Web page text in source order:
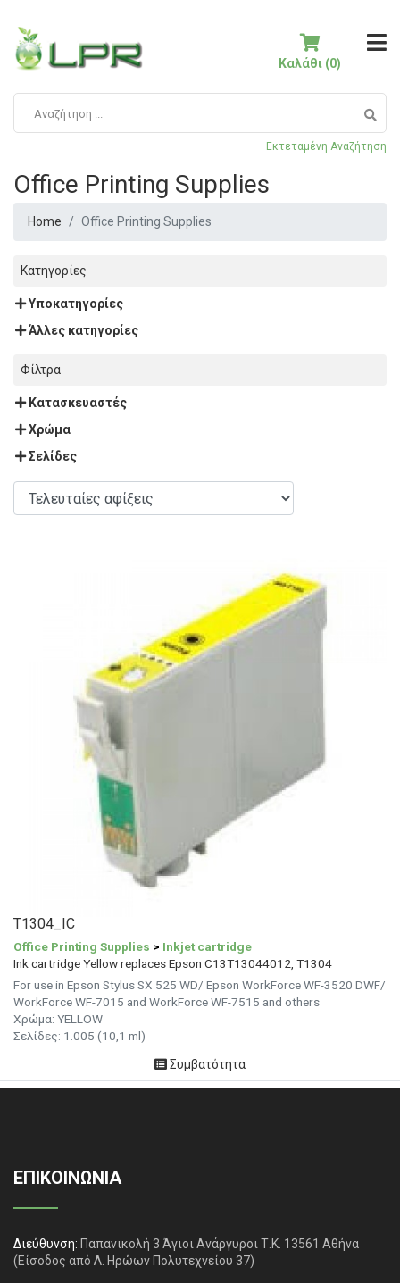
Εκτεταμένη Αναζήτηση
Καλάθι (0)
Office Printing Supplies
Home Office Printing Supplies
Κατηγορίες
Υποκατηγορίες
Άλλες κατηγορίες
Φίλτρα
Κατασκευαστές
Χρώμα
Σελίδες
T1304_IC
Office Printing Supplies > Inkjet cartridge
Ink cartridge Yellow replaces Epson C13T13044012, T1304
For use in Epson Stylus SX 525 WD/ Epson WorkForce WF-3520 DWF/
WorkForce WF-7015 and WorkForce WF-7515 and others
Χρώμα: YELLOW
Σελίδες: 1.005 (10,1 ml)
Συμβατότητα
ΕΠΙΚΟΙΝΩΝΙΑ
Διεύθυνση: Παπανικολή 3 Άγιοι Ανάργυροι Τ.Κ. 13561 Αθήνα
(Είσοδος από Λ. Ηρώων Πολυτεχνείου 37)